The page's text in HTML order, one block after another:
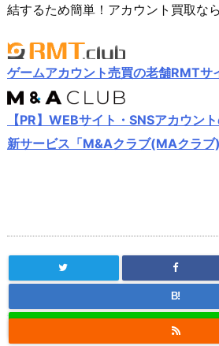
結するため簡単！アカウント買取な
ゲームアカウント売買の老舗RMTサ
【PR】WEBサイト・SNSアカウン
新サービス「M&Aクラブ(MAクラブ)
B!